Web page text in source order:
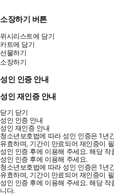
소장하기 버튼
위시리스트에 담기
카트에 담기
선물하기
소장하기
성인 인증 안내
성인 재인증 안내
닫기 닫기
성인 인증 안내
성인 재인증 안내
청소년보호법에 따라 성인 인증은 1년
유효하며, 기간이 만료되어 재인증이
성인 인증 후에 이용해 주세요.해당 작
성인 인증 후에 이용해 주세요.
청소년보호법에 따라 성인 인증은 1년
유효하며, 기간이 만료되어 재인증이
성인 인증 후에 이용해 주세요.해당 작
니다.